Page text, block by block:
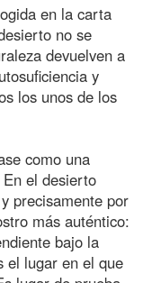
en la carta
no se
devuelven a
y
los unos de los
como una
el desierto
precisamente por
más auténtico:
bajo la
el lugar en el que